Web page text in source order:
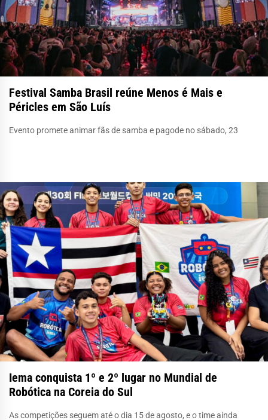
Festival Samba Brasil reúne Menos é Mais e
Péricles em São Luís
Evento promete animar fãs de samba e pagode no sábado, 23
Iema conquista 1º e 2º lugar no Mundial de
Robótica na Coreia do Sul
As competições seguem até o dia 15 de agosto, e o time ainda